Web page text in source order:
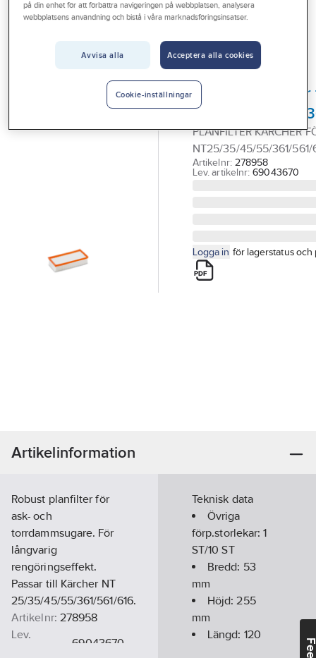
Outlet
Gelia Produkter
Verktyg & Maskiner
Elhandverktyg och maskiner
Damm - Grovsugare - Utsugning
Tillbehör till damm - grovsugare - utsugning
Planfilter
NT25/35/45/55/
PLANFILTER KÄRCHER
NT25/35/45/55/361/561/
Artikelnr: 278958
Lev. artikelnr: 69043670
Logga in för lagerstatus och
Artikelinformation
Robust planfilter för
ask- och
torrdammsugare. För
långvarig
rengöringseffekt.
Passar till Kärcher NT
25/35/45/55/361/561/616.
Artikelnr: 278958
Lev.
69043670
Teknisk data
Övriga
förp.storlekar:1
ST/10 ST
Bredd: 53
mm
Höjd:255
mm
Längd: 120
på din enhet för att förbättra navigeringen på webbplatsen, analysera
webbplatsens användning och bistå i våra marknadsföringsinsatser.
Avvisa alla Acceptera alla cookies
Cookie-inställningar